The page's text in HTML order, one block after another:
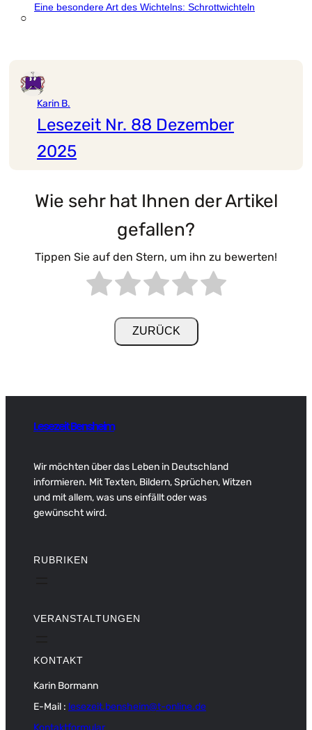
○
Eine besondere Art des Wichtelns: Schrottwichteln
Karin B.
Lesezeit Nr. 88 Dezember
2025
Wie sehr hat Ihnen der Artikel
gefallen?
Tippen Sie auf den Stern, um ihn zu bewerten!
Lesezeit Bensheim
Wir möchten über das Leben in Deutschland
informieren. Mit Texten, Bildern, Sprüchen, Witzen
und mit allem, was uns einfällt oder was
gewünscht wird.
RUBRIKEN
VERANSTALTUNGEN
KONTAKT
Karin Bormann
E-Mail : lesezeit.bensheim@t-online.de